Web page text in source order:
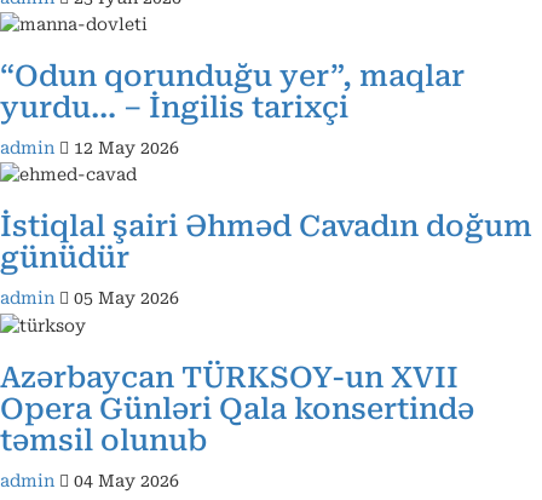
“Odun qorunduğu yer”, maqlar
yurdu… – İngilis tarixçi
admin 12 May 2026
İstiqlal şairi Əhməd Cavadın doğum
günüdür
admin 05 May 2026
Azərbaycan TÜRKSOY-un XVII
Opera Günləri Qala konsertində
təmsil olunub
admin 04 May 2026